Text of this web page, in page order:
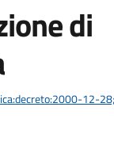
di
12-